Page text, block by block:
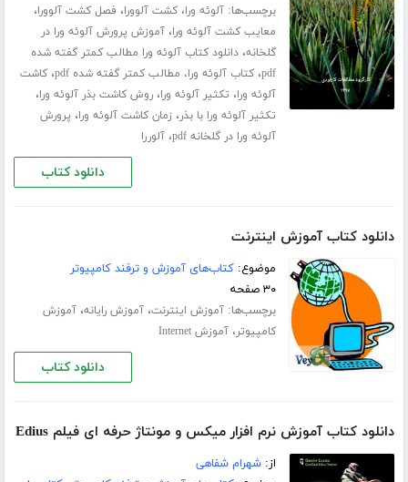
برچسب‌ها:آلوئه ورا،کشت آلوورا، فصل کشت آلوورا،
معایب کشت آلوئه ورا،آموزش پرورش آلوئه ورا در
گلخانه،دانلود کتاب آلوئه ورا مطالب کمتر گفته شده
pdf،کتاب آلوئه ورا، مطالب کمتر گفته شده pdf ،کاشت
آلوئه ورا، تکثیر آلوئه ورا،روش کاشت بذر آلوئه ورا،
تکثیر آلوئه ورا با بذر، زمان کاشت آلوئه ورا، پرورش
آلوئه ورا در گلخانه pdf
،آلوررا
دانلود کتاب
دانلود کتاب آموزش اینترنت
موضوع:کتاب‌های آموزش و ترفند کامپیوتر
۳۰ صفحه
برچسب‌ها:آموزش اینترنت،آموزش رایانه،آموزش
کامپیوتر،آموزش Internet
دانلود کتاب
دانلود کتاب آموزش نرم افزار میکس و مونتاژ حرفه ای فیلم Edius
از:شهرام شفاهی